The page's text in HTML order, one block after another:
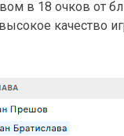
в 18 очков от
качество